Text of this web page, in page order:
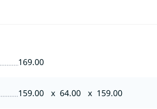
169.00
159.00 x 64.00 x 159.00